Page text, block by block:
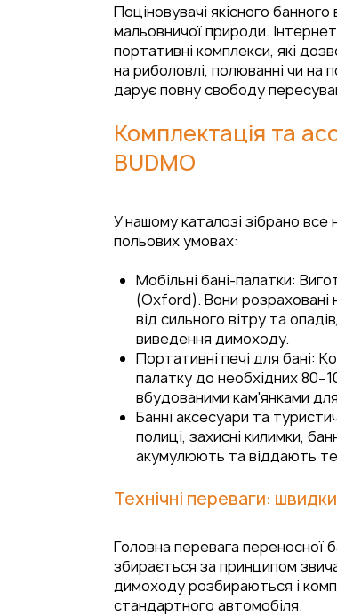
Поціновувачі якісного
мальовничої природи.
портативні комплекси, які
на риболовлі, полюванні чи на
дарує повну свободу
Комплектація та
BUDMO
У нашому каталозі зібрано
польових умовах:
Мобільні бані-палатки:
(Oxford). Вони розраховані
від сильного вітру та
виведення димоходу.
Портативні печі для бані:
палатку до необхідних
вбудованими кам'янками
Банні аксесуари та
полиці, захисні килимки,
акумулюють та віддають
Технічні переваги:
Головна перевага переносної
збирається за принципом
димоходу розбираються і
стандартного автомобіля.